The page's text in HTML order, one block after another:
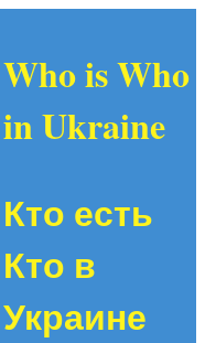
Who is Who
in Ukraine
Кто есть
Кто в
Украине